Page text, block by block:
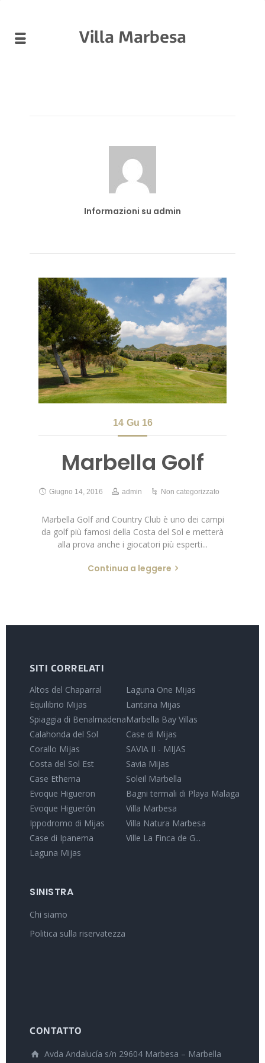
Villa Marbesa
Informazioni su admin
14 Gu 16
Marbella Golf
Giugno 14, 2016 admin Non categorizzato
Marbella Golf and Country Club è uno dei campi
da golf più famosi della Costa del Sol e metterà
alla prova anche i giocatori più esperti...
Continua a leggere
SITI CORRELATI
Altos del Chaparral
Equilibrio Mijas
Spiaggia di Benalmadena
Calahonda del Sol
Corallo Mijas
Costa del Sol Est
Case Etherna
Evoque Higueron
Evoque Higuerón
Ippodromo di Mijas
Case di Ipanema
Laguna Mijas
Laguna One Mijas
Lantana Mijas
Marbella Bay Villas
Case di Mijas
SAVIA II - MIJAS
Savia Mijas
Soleil Marbella
Bagni termali di Playa Malaga
Villa Marbesa
Villa Natura Marbesa
Ville La Finca de G...
SINISTRA
Chi siamo
Politica sulla riservatezza
CONTATTO
Avda Andalucía s/n 29604 Marbesa – Marbella